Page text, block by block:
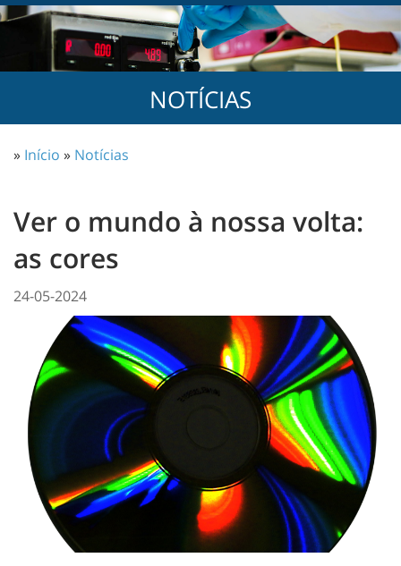
NOTÍCIAS
» Início » Notícias
Ver o mundo à nossa volta:
as cores
24-05-2024